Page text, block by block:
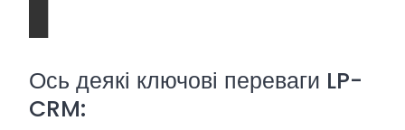
Ось деякі ключові переваги LP-
CRM: